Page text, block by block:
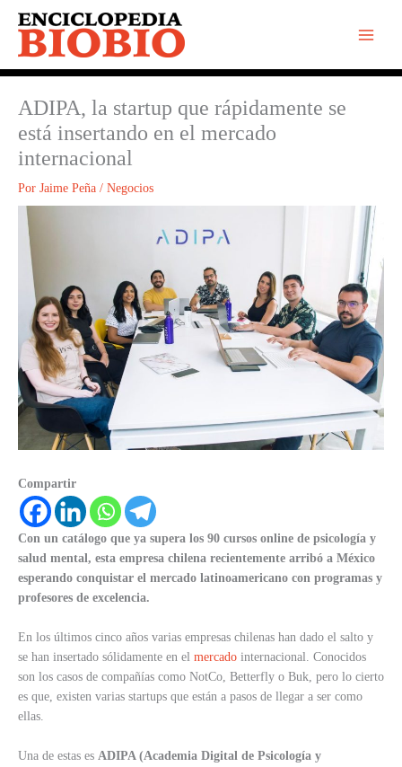
contenido
ADIPA, la startup que rápidamente se
está insertando en el mercado
internacional
Por Jaime Peña / Negocios
Compartir
Con un catálogo que ya supera los 90 cursos online de psicología y
salud mental, esta empresa chilena recientemente arribó a México
esperando conquistar el mercado latinoamericano con programas y
profesores de excelencia.
En los últimos cinco años varias empresas chilenas han dado el salto y
se han insertado sólidamente en el mercado internacional. Conocidos
son los casos de compañías como NotCo, Betterfly o Buk, pero lo cierto
es que, existen varias startups que están a pasos de llegar a ser como
ellas.
Una de estas es ADIPA (Academia Digital de Psicología y